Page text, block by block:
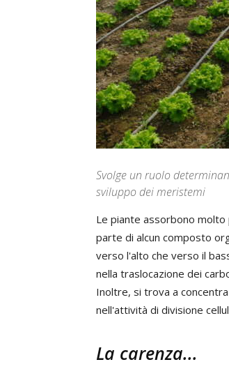
Svolge un ruolo
sviluppo dei meristemi
Le piante assorbono
parte di alcun composto
verso l'alto che verso il
nella traslocazione dei
Inoltre, si trova a
nell'attività di divisione
La carenza...